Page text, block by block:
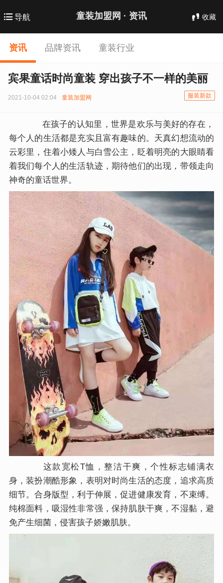
导航 童装加盟网 · 资讯 收藏
资讯 品牌资讯 童装行业
宾果童话时尚童装 穿出孩子不一样的美丽
2021-10-04 02:04 童装加盟网 服装新款
在孩子的认知里，世界是欢乐与美好的存在，
每个人的生活都是充实且富有趣味的。天真幻想流动的
云彩里，住着小矮人与白雪公主，眨着明亮的大眼睛看
着我们每个人的生活轨迹，期待他们的出现，带领走向
神奇的童话世界。
这款宽松T恤，整洁干爽，个性标志铺满衣
身，装扮潮酷形象，表明对时尚生活的态度，追求高质
细节。合身版型，利于伸展，促进健康发育，不束缚。
纯棉面料，吸湿性非常强，保持肌肤干爽，不湿黏，避
免产生细菌，侵害孩子娇嫩肌肤。